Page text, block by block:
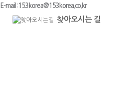
E-mail :153korea@153korea.co.kr
찾아오시는 길